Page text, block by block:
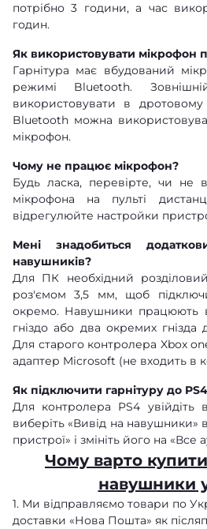
потрібно 3 години, а час
годин.
Як використовувати мікрофон
Гарнітура має вбудований
режимі Bluetooth.
використовувати в
Bluetooth можна
мікрофон.
Чому не працює мікрофон?
Будь ласка, перевірте, чи не
мікрофона на пульті
відрегулюйте настройки
Мені знадобиться
навушників?
Для ПК необхідний
роз'ємом 3,5 мм, щоб
окремо. Навушники працюють
гніздо або два окремих гнізда
Для старого контролера Xbox
адаптер Microsoft (не входить в
Як підключити гарнітуру до
Для контролера PS4 увійдіть
виберіть «Вивід на навушники»
пристрої» і змініть його на «Все
Чому варто
навушники
1. Ми відправляємо товари по
доставки «Нова Пошта» як